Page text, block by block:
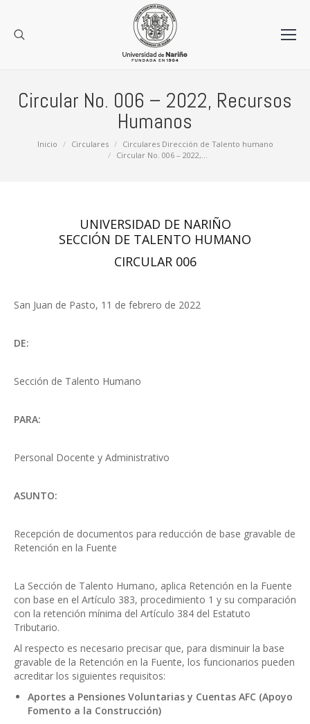
Circular No. 006 – 2022, Recursos
Humanos
Estás aquí:
Inicio Circulares
Circulares Dirección de Talento humano
Circular No. 006 – 2022,…
UNIVERSIDAD DE NARIÑO
SECCIÓN DE TALENTO HUMANO
CIRCULAR 006
San Juan de Pasto, 11 de febrero de 2022
DE:
Sección de Talento Humano
PARA:
Personal Docente y Administrativo
ASUNTO:
Recepción de documentos para reducción de base gravable de
Retención en la Fuente
La Sección de Talento Humano, aplica Retención en la Fuente
con base en el Artículo 383, procedimiento 1 y su comparación
con la retención mínima del Artículo 384 del Estatuto
Tributario.
Al respecto es necesario precisar que, para disminuir la base
gravable de la Retención en la Fuente, los funcionarios pueden
acreditar los siguientes requisitos:
Aportes a Pensiones Voluntarias y Cuentas AFC (Apoyo
Fomento a la Construcción)